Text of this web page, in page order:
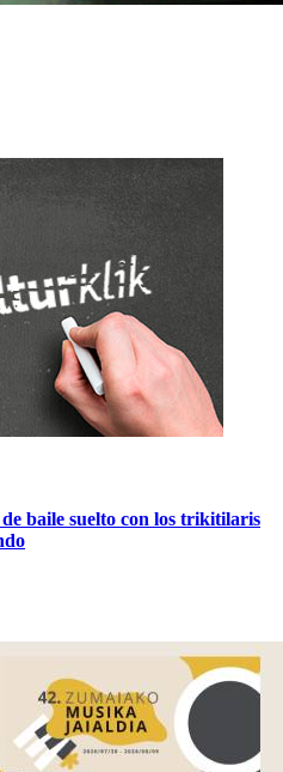
baile suelto con los trikitilaris